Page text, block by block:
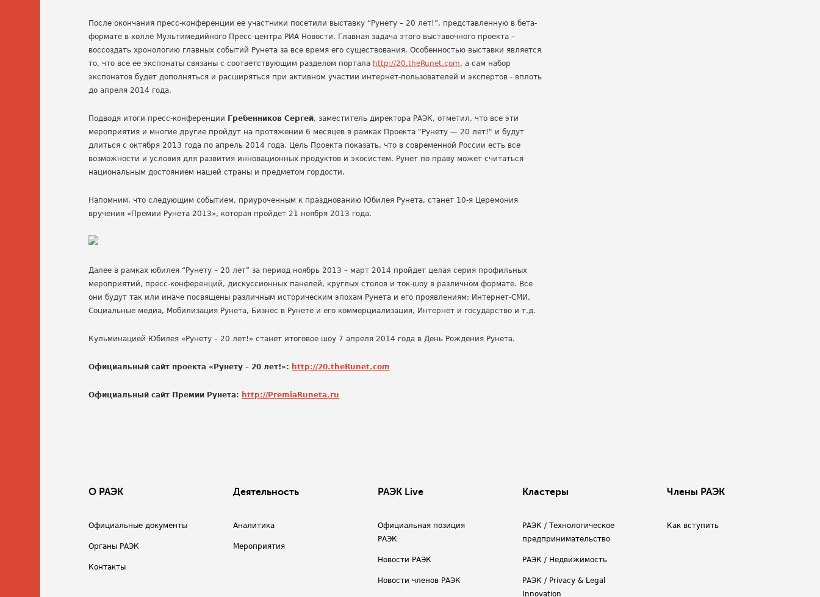
После окончания пресс-конференции ее участники посетили выставку “Рунету – 20 лет!”, представленную в бета-
формате в холле Мультимедийного Пресс-центра РИА Новости. Главная задача этого выставочного проекта –
воссоздать хронологию главных событий Рунета за все время его существования. Особенностью выставки является
то, что все ее экспонаты связаны с соответствующим разделом портала http://20.theRunet.com, а сам набор
экспонатов будет дополняться и расширяться при активном участии интернет-пользователей и экспертов - вплоть
до апреля 2014 года.
Подводя итоги пресс-конференции Гребенников Сергей, заместитель директора РАЭК, отметил, что все эти
мероприятия и многие другие пройдут на протяжении 6 месяцев в рамках Проекта "Рунету — 20 лет!" и будут
длиться с октября 2013 года по апрель 2014 года. Цель Проекта показать, что в современной России есть все
возможности и условия для развития инновационных продуктов и экосистем. Рунет по праву может считаться
национальным достоянием нашей страны и предметом гордости.
Напомним, что следующим событием, приуроченным к празднованию Юбилея Рунета, станет 10-я Церемония
вручения «Премии Рунета 2013», которая пройдет 21 ноября 2013 года.
Далее в рамках юбилея “Рунету – 20 лет” за период ноябрь 2013 – март 2014 пройдет целая серия профильных
мероприятий, пресс-конференций, дискуссионных панелей, круглых столов и ток-шоу в различном формате. Все
они будут так или иначе посвящены различным историческим эпохам Рунета и его проявлениям: Интернет-СМИ,
Социальные медиа, Мобилизация Рунета, Бизнес в Рунете и его коммерциализация, Интернет и государство и т.д.
Кульминацией Юбилея «Рунету – 20 лет!» станет итоговое шоу 7 апреля 2014 года в День Рождения Рунета.
Официальный сайт проекта «Рунету – 20 лет!»: http://20.theRunet.com
Официальный сайт Премии Рунета: http://PremiaRuneta.ru
О РАЭК
Официальные документы
Органы РАЭК
Контакты
Деятельность
Аналитика
Мероприятия
РАЭК Live
Официальная позиция
РАЭК
Новости РАЭК
Новости членов РАЭК
Кластеры
РАЭК / Технологическое
предпринимательство
РАЭК / Недвижимость
РАЭК / Privacy & Legal
Innovation
Члены РАЭК
Как вступить